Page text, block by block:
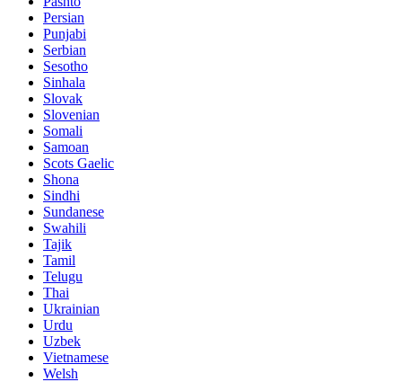
Persian
Punjabi
Serbian
Sesotho
Sinhala
Slovak
Slovenian
Somali
Samoan
Scots Gaelic
Shona
Sindhi
Sundanese
Swahili
Tajik
Tamil
Telugu
Thai
Ukrainian
Urdu
Uzbek
Vietnamese
Welsh